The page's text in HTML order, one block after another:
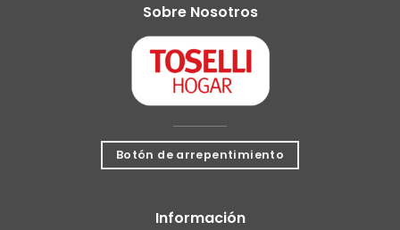
Sobre Nosotros
Botón de arrepentimiento
Información